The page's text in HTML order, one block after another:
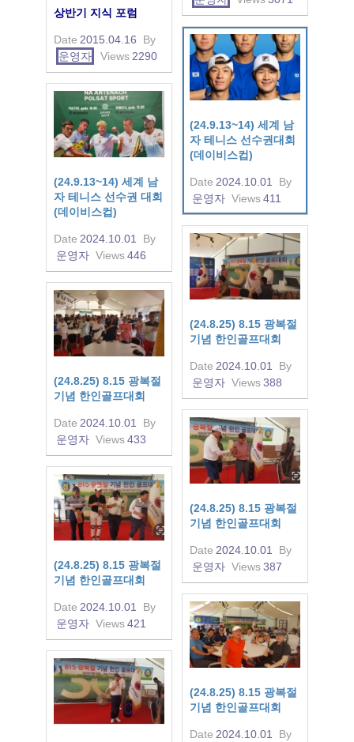
상반기 지식 포럼
Date 2015.04.16
By
운영자
Views2290
(24.9.13~14) 세계 남
자 테니스 선수권대회
(데이비스컵)
Date 2024.10.01
By
운영자 Views411
(24.9.13~14) 세계 남
자 테니스 선수권 대회
(데이비스컵)
Date 2024.10.01
By
운영자 Views446
(24.8.25) 8.15 광복절
기념 한인골프대회
Date 2024.10.01
By
운영자 Views388
(24.8.25) 8.15 광복절
기념 한인골프대회
Date 2024.10.01
By
운영자 Views433
(24.8.25) 8.15 광복절
기념 한인골프대회
Date 2024.10.01
By
운영자 Views387
(24.8.25) 8.15 광복절
기념 한인골프대회
Date 2024.10.01
By
운영자 Views421
(24.8.25) 8.15 광복절
기념 한인골프대회
Date 2024.10.01
By